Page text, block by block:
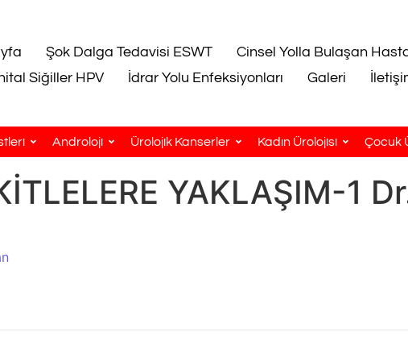
Şok Dalga Tedavisi ESWT
Cinsel Yolla Bulaşan
Siğiller HPV
İdrar Yolu Enfeksiyonları Galeri
Androloji Ürolojik Kanserler Kadın Ürolojisi Çocuk
YAKLAŞIM-1